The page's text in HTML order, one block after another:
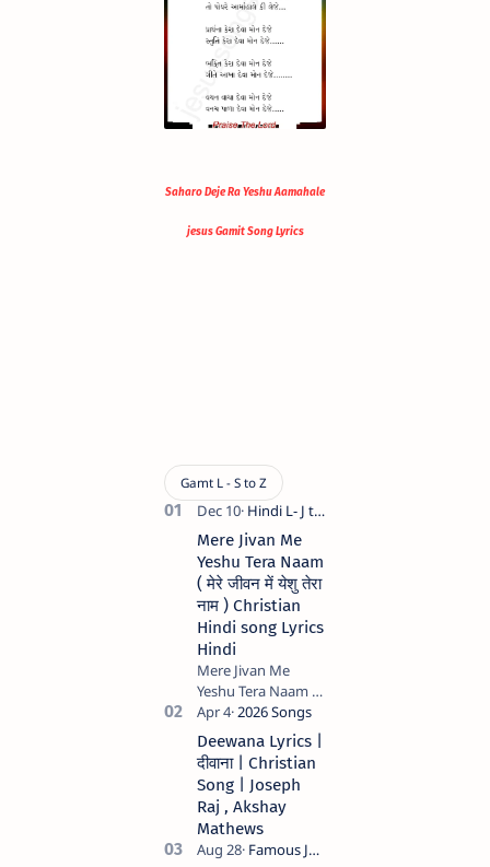
Saharo Deje Ra Yeshu Aamahale
jesus Gamit Song Lyrics
Mere Jivan Me
Yeshu Tera Naam
( मेरे जीवन में येशु तेरा
नाम ) Christian
Hindi song Lyrics
Hindi
Mere Jivan Me
Yeshu Tera Naam (
मेरे जीवन में येशु तेरा नाम )
Christian Hindi
song Lyrics Hindi
Anil Kant …
Deewana Lyrics |
दीवाना | Christian
Song | Joseph
Raj , Akshay
Mathews